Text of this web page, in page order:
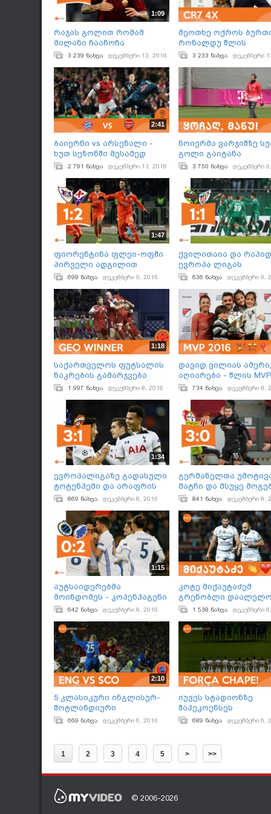
1:09
რაჯას გოლით რომამ
მილანი ჩააჩოჩა
3 239 ნახვა დეკემბერი 13, 2016
მეოთხე ოქროს
რონალდუ წლის
ტრიუმფატორია
3 233 ნახვა დეკემბერი
2:41
ბაიერნი vs არსენალი -
ხუთ სეზონში მესამედ
2 791 ნახვა დეკემბერი 13, 2016
ნოიერმა ვარჯიშზე
გოლი გაიტანა
3 750 ნახვა დეკემბერი
1:47
ფიორენტინა ფლეი-ოფში
პირველი ადგილით
გავიდა
699 ნახვა დეკემბერი 9, 2016
ქვილითაია და
ევროპა ლიგას
დაემშვიდობნენ
636 ნახვა დეკემბერი 9,
1:18
საქართველოს ფუტსალის
ნაკრების გამარჯვება
სლოვაკეთის ნაკრებთან
1 997 ნახვა დეკემბერი 8, 2016
დავიდ ვილიას
აღიარება - წლის MVP
734 ნახვა დეკემბერი 8,
1:34
ევროპალიგაზე გადასული
ტოტენჰემი და არაფრის
გარეშე დარჩენილი
869 ნახვა დეკემბერი 8, 2016
გერმანელთა
მატჩი და მსუყე
841 ნახვა დეკემბერი 8,
1:15
აუტსაიდერებმა
მოინდომეს - კოპენჰაგენი
ევროპალიგაზეა
642 ნახვა დეკემბერი 8, 2016
კოტე მიქაუტაძემ
გრენობლი
1 538 ნახვა დეკემბერი
2:10
5 კლასიკური ინგლისურ-
შოტლანდიური
დაპირისპირება
669 ნახვა დეკემბერი 6, 2016
იუვეს სტადიონზე
შაპეკოენსეს
ფეხბურთელები
689 ნახვა დეკემბერი 6,
1 2 3 4 5 > >>
© 2006-2026